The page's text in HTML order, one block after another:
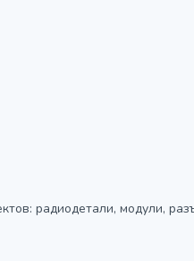
радиодетали, модули,